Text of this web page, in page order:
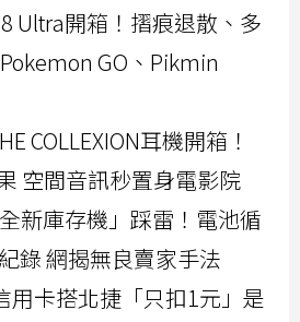
Ultra開箱！摺痕退散、多
GO、Pikmin
COLLEXION耳機開箱！
空間音訊秒置身電影院
新庫存機」踩雷！電池循
錄 網揭無良賣家手法
用卡搭北捷「只扣1元」是